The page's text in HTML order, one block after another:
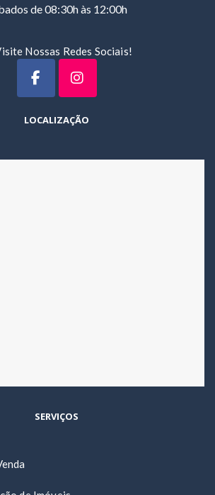
de 08:30h às 12:00h
Nossas Redes Sociais!
LOCALIZAÇÃO
SERVIÇOS